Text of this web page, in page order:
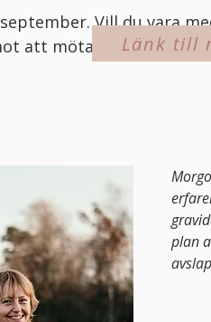
Vill du vara
att möta dig och din
Länk till
plan